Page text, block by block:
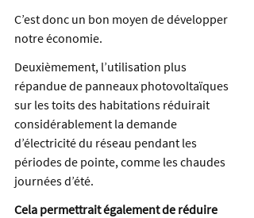
C’est donc un bon moyen de développer
notre économie.
Deuxièmement, l’utilisation plus
répandue de panneaux photovoltaïques
sur les toits des habitations réduirait
considérablement la demande
d’électricité du réseau pendant les
périodes de pointe, comme les chaudes
journées d’été.
Cela permettrait également de réduire